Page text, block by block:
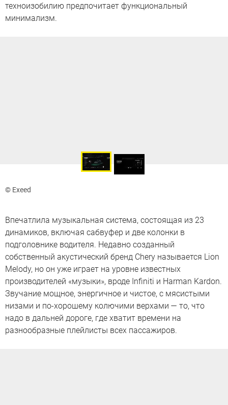
техноизобилию предпочитает функциональный
минимализм.
© Exeed
Впечатлила музыкальная система, состоящая из 23
динамиков, включая сабвуфер и две колонки в
подголовнике водителя. Недавно созданный
собственный акустический бренд Chery называется Lion
Melody, но он уже играет на уровне известных
производителей «музыки», вроде Infiniti и Harman Kardon.
Звучание мощное, энергичное и чистое, с мясистыми
низами и по-хорошему колючими верхами — то, что
надо в дальней дороге, где хватит времени на
разнообразные плейлисты всех пассажиров.